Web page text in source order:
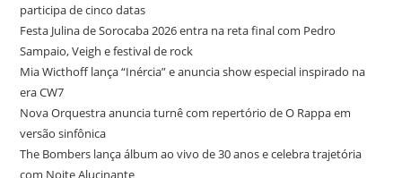
participa de cinco datas
Festa Julina de Sorocaba 2026 entra na reta final com Pedro
Sampaio, Veigh e festival de rock
Mia Wicthoff lança “Inércia” e anuncia show especial inspirado na
era CW7
Nova Orquestra anuncia turnê com repertório de O Rappa em
versão sinfônica
The Bombers lança álbum ao vivo de 30 anos e celebra trajetória
com Noite Alucinante